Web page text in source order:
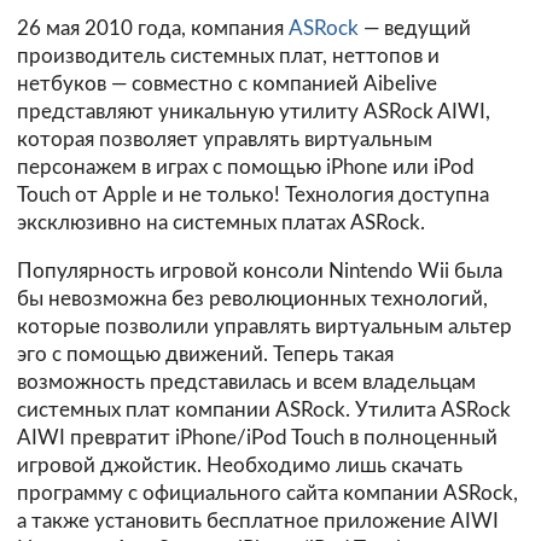
26 мая 2010 года, компания ASRock — ведущий
производитель системных плат, неттопов и
нетбуков — совместно с компанией Aibelive
представляют уникальную утилиту ASRock AIWI,
которая позволяет управлять виртуальным
персонажем в играх с помощью iPhone или iPod
Touch от Apple и не только! Технология доступна
эксклюзивно на системных платах ASRock.
Популярность игровой консоли Nintendo Wii была
бы невозможна без революционных технологий,
которые позволили управлять виртуальным альтер
эго с помощью движений. Теперь такая
возможность представилась и всем владельцам
системных плат компании ASRock. Утилита ASRock
AIWI превратит iPhone/iPod Touch в полноценный
игровой джойстик. Необходимо лишь скачать
программу с официального сайта компании ASRock,
а также установить бесплатное приложение AIWI